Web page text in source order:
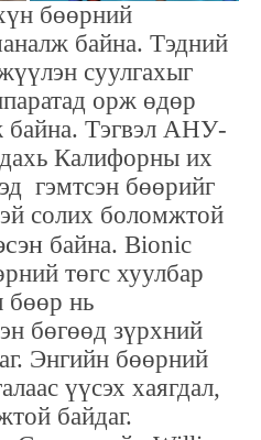
бөөрний
байна. Тэдний
суулгахыг
орж өдөр
байна. Тэгвэл АНУ-
Калифорны их
гэмтсэн бөөрийг
солих боломжтой
байна. Bionic
төгс хуулбар
нь
бөгөөд зүрхний
Энгийн бөөрний
үүсэх хаягдал,
байдаг.